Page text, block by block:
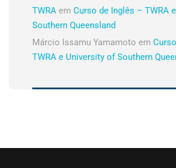
TWRA em Curso de Inglês – TWRA
Southern Queensland
Márcio Issamu Yamamoto em
TWRA e University of Southern